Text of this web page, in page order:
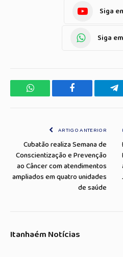
Siga
Siga
WhatsApp Facebook
ARTIGO ANTERIOR
Cubatão realiza Semana de
Conscientização e Prevenção
ao Câncer com atendimentos
ampliados em quatro unidades
de saúde
Itanhaém Notícias